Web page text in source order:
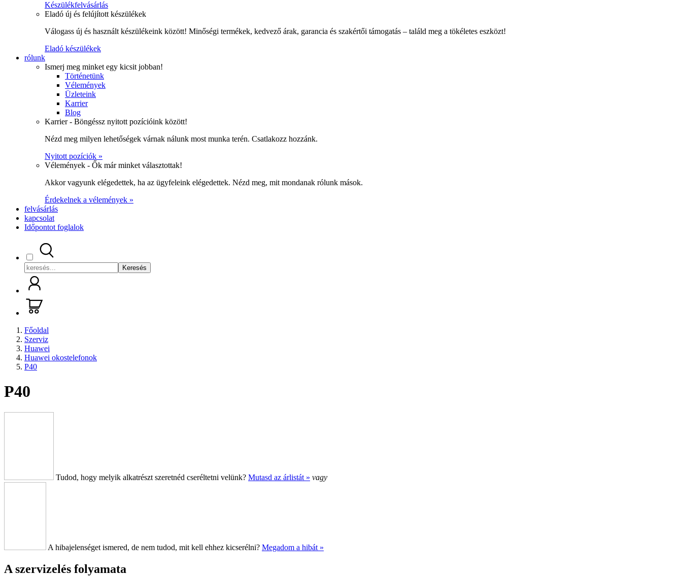
Készülékfelvásárlás
Eladó új és felújított készülékek
Válogass új és használt készülékeink között! Minőségi termékek, kedvező árak, garancia és szakértői támogatás – találd meg a tökéletes eszközt!
Eladó készülékek
rólunk
Ismerj meg minket egy kicsit jobban!
Történetünk
Vélemények
Üzleteink
Karrier
Blog
Karrier - Böngéssz nyitott pozícióink között!
Nézd meg milyen lehetőségek várnak nálunk most munka terén. Csatlakozz hozzánk.
Nyitott pozíciók »
Vélemények - Ők már minket választottak!
Akkor vagyunk elégedettek, ha az ügyfeleink elégedettek. Nézd meg, mit mondanak rólunk mások.
Érdekelnek a vélemények »
felvásárlás
kapcsolat
Időpontot foglalok
Keresés
Főoldal
Szerviz
Huawei
Huawei okostelefonok
P40
P40
Tudod, hogy melyik alkatrészt szeretnéd cseréltetni velünk? Mutasd az árlistát » vagy
A hibajelenséget ismered, de nem tudod, mit kell ehhez kicserélni? Megadom a hibát »
A szervizelés folyamata